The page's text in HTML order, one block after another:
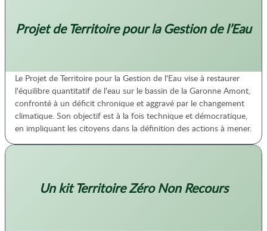
Projet de Territoire pour la Gestion de l’Eau
Le Projet de Territoire pour la Gestion de l'Eau vise à restaurer
l'équilibre quantitatif de l'eau sur le bassin de la Garonne Amont,
confronté à un déficit chronique et aggravé par le changement
climatique. Son objectif est à la fois technique et démocratique,
en impliquant les citoyens dans la définition des actions à mener.
Un kit Territoire Zéro Non Recours